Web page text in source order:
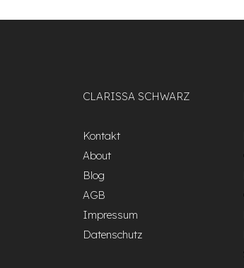
CLARISSA SCHWARZ
Kontakt
About
Blog
AGB
Impressum
Datenschutz